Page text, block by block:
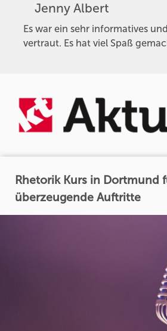
Jenny Albert
Es war ein sehr informatives
vertraut. Es hat viel Spaß
Rhetorik Kurs in Dortmund
überzeugende Auftritte